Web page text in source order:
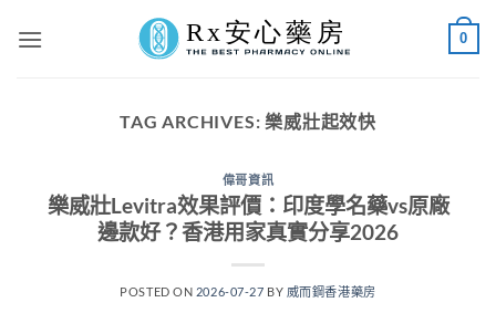
0
TAG ARCHIVES:樂威壯起效快
偉哥資訊
樂威壯Levitra效果評價：印度學名藥vs原廠
邊款好？香港用家真實分享2026
POSTED ON 2026-07-27 BY 威而鋼香港藥房